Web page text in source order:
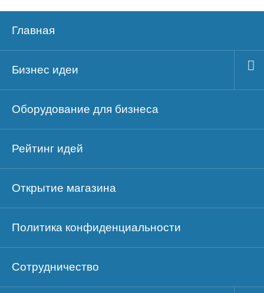
Главная
Бизнес идеи
Оборудование для бизнеса
Рейтинг идей
Открытие магазина
Политика конфиденциальности
Сотрудничество